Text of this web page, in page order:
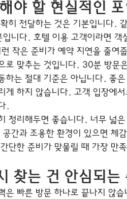
야 할 현실적인 포
히 전달하는 것은 기본입니다.
니다. 호텔 이용 고객이라면 객
작은 준비가 예약 지연을 줄여
로 맞추는 것입니다. 30분 방문
하는 절대 기준은 아닙니다. 좋
게 하지 않습니다. 고객 입장에
.
정리해두면 좋습니다. 너무 넓
간과 조용한 환경이 있으면 체
단한 준비가 맞물릴 때 가장 만
찾는 건 안심되는
은 빠른 방문 하나로 끝나지 않